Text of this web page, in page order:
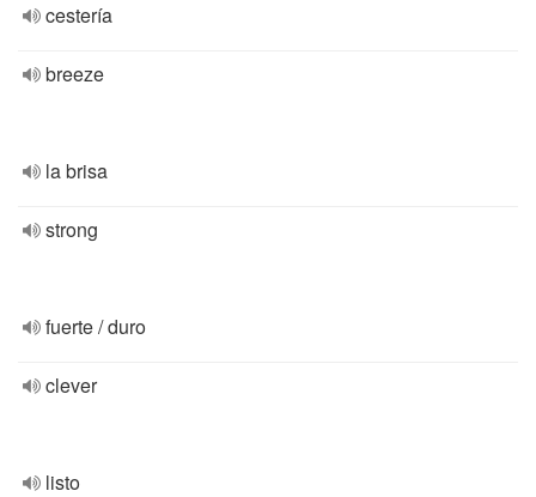
cestería
breeze
la brisa
strong
fuerte / duro
clever
listo